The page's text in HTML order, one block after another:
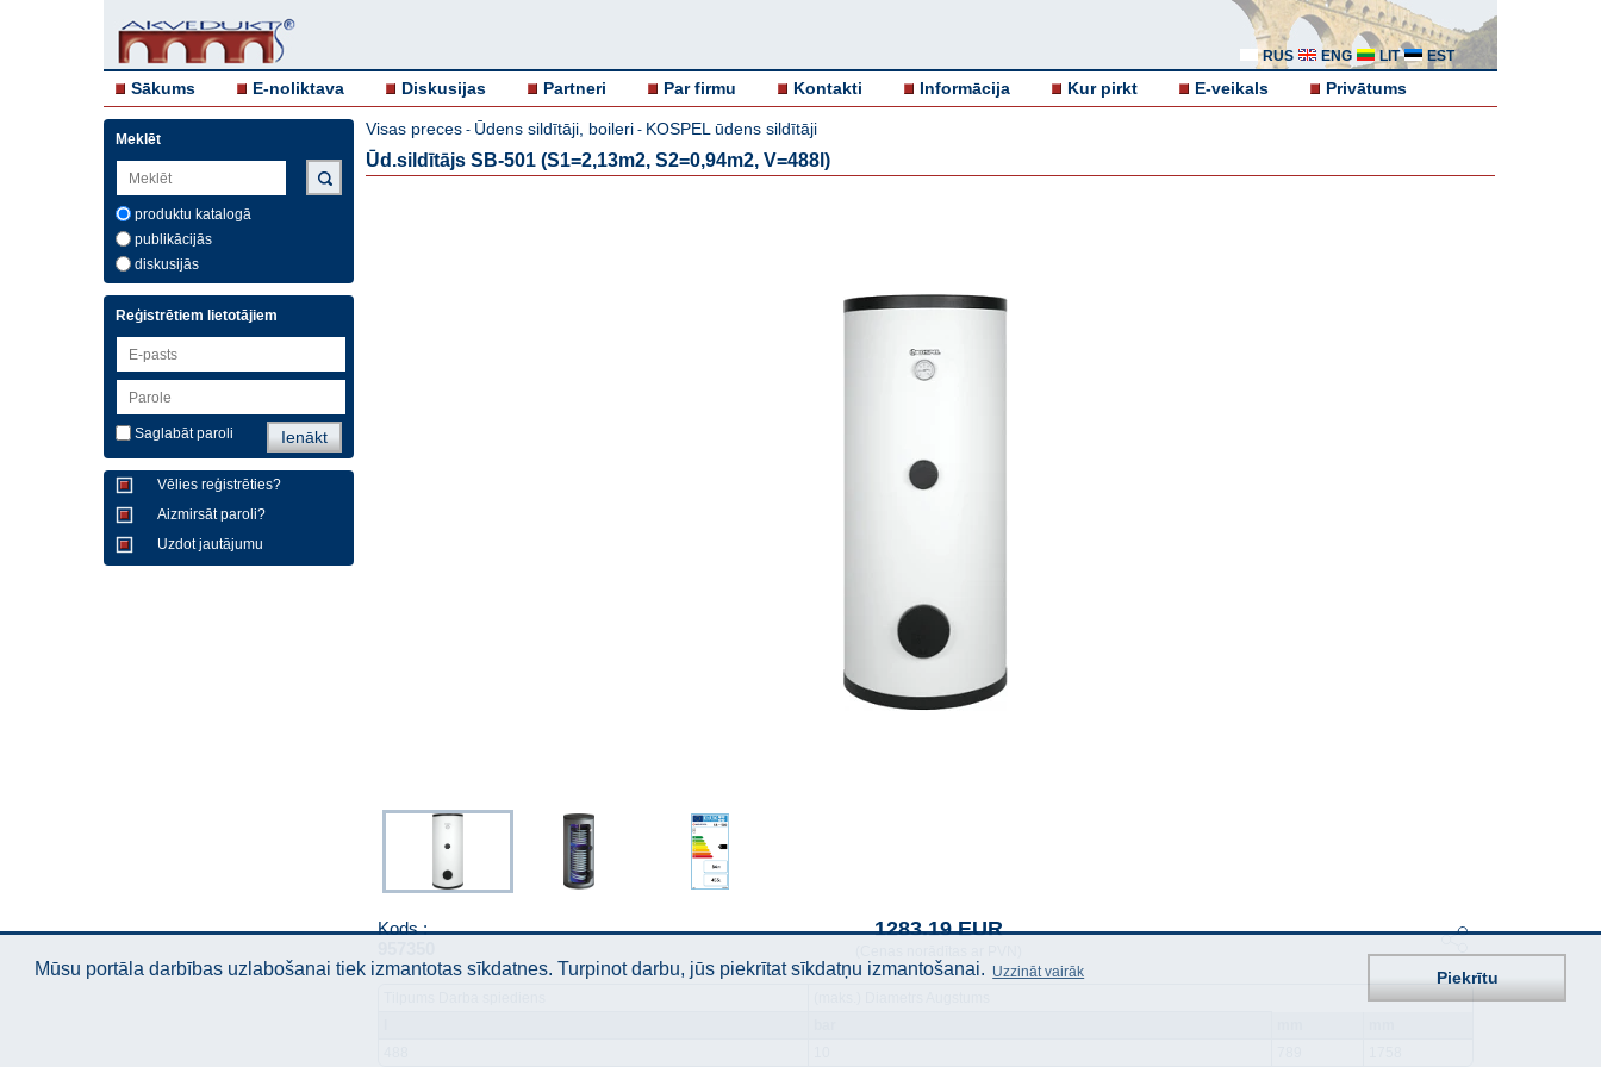
RUS ENG LIT EST
Sākums E-noliktava Diskusijas Partneri Par firmu Kontakti Informācija Kur pirkt E-veikals Privātums
Meklēt
produktu katalogā
publikācijās
diskusijās
Reģistrētiem lietotājiem
Saglabāt paroli
Vēlies reģistrēties?
Aizmirsāt paroli?
Uzdot jautājumu
Visas preces - Ūdens sildītāji, boileri - KOSPEL ūdens sildītāji
Ūd.sildītājs SB-501 (S1=2,13m2, S2=0,94m2, V=488l)
Kods :
1283.19 EUR
Mūsu portāla darbības uzlabošanai tiek izmantotas sīkdatnes. Turpinot darbu, jūs piekrītat sīkdatņu izmantošanai. Uzzināt vairāk Piekrītu